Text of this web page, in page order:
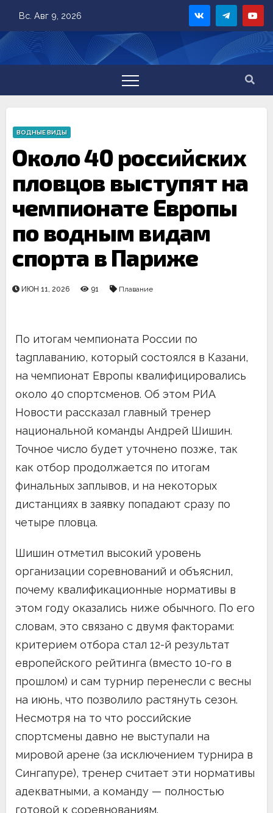
content
Вс. Авг 9, 2026
ВОДНЫЕ ВИДЫ
Около 40 российских
пловцов выступят на
чемпионате Европы
по водным видам
спорта в Париже
ИЮН 11, 2026 91 Плавание
По итогам чемпионата России по
tagплаванию, который состоялся в Казани,
на чемпионат Европы квалифицировались
около 40 спортсменов. Об этом РИА
Новости рассказал главный тренер
национальной команды Андрей Шишин.
Точное число будет уточнено позже, так
как отбор продолжается по итогам
финальных заплывов, и на некоторых
дистанциях в заявку попадают сразу по
четыре пловца.
Шишин отметил высокий уровень
организации соревнований и объяснил,
почему квалификационные нормативы в
этом году оказались ниже обычного. По его
словам, это связано с двумя факторами:
критерием отбора стал 12-й результат
европейского рейтинга (вместо 10-го в
прошлом) и сам турнир перенесли с весны
на июнь, что позволило растянуть сезон.
Несмотря на то что российские
спортсмены давно не выступали на
мировой арене (за исключением турнира в
Сингапуре), тренер считает эти нормативы
адекватными, а команду — полностью
готовой к соревнованиям.